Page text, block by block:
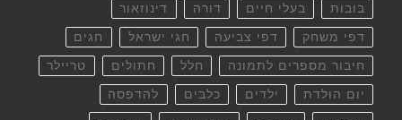
בובות בעלי חיים דורה דינוזאור
דפי משחק דפי צביעה חגי ישראל חגים
חיבור מספרים לתמונה חלל חתולים טריילר
יום הולדת ילדים כלבים להדפסה